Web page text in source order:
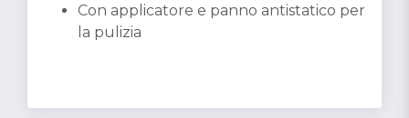
Con applicatore e panno antistatico per
la pulizia